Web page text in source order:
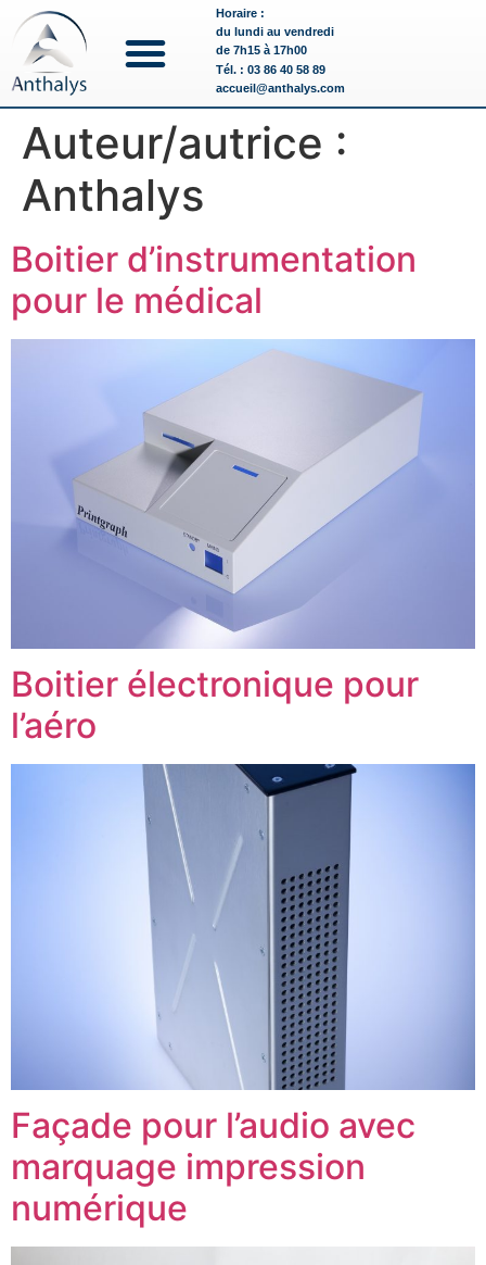
Horaire :
du lundi au vendredi
de 7h15 à 17h00
Tél. : 03 86 40 58 89
accueil@anthalys.com
Auteur/autrice :
Anthalys
Boitier d’instrumentation
pour le médical
Boitier électronique pour
l’aéro
Façade pour l’audio avec
marquage impression
numérique